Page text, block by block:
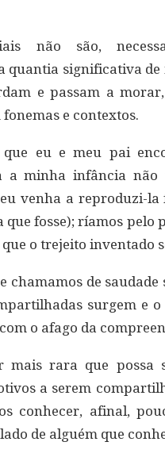
não são,
significativa de
e passam a
e contextos.
eu e meu pai
a minha infância não
venha a reproduzi-
que fosse); ríamos
o trejeito inventado
chamamos de
surgem e
o afago da
mais rara que possa
a serem
conhecer, afinal,
de alguém que